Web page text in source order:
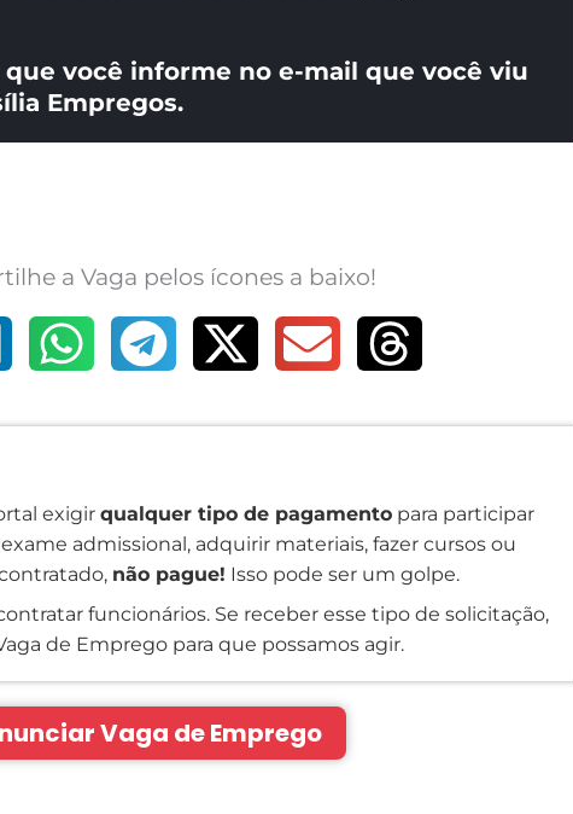
você informe no e-mail que você viu
Empregos.
a Vaga pelos ícones a baixo!
exigirqualquer tipo de pagamento para participar
admissional, adquirir materiais, fazer cursos ou
não pague! Isso pode ser um golpe.
funcionários. Se receber esse tipo de solicitação,
de Emprego para que possamos agir.
Vaga de Emprego